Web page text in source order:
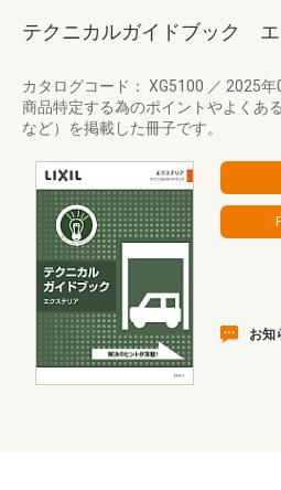
テクニカルガイドブック
カタログコード： XG5100 ／ 2025年
商品特定する為のポイントやよくあ
など）を掲載した冊子です。
お知